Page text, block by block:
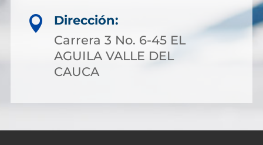

Dirección:
Carrera 3 No. 6-45 EL
AGUILA VALLE DEL
CAUCA